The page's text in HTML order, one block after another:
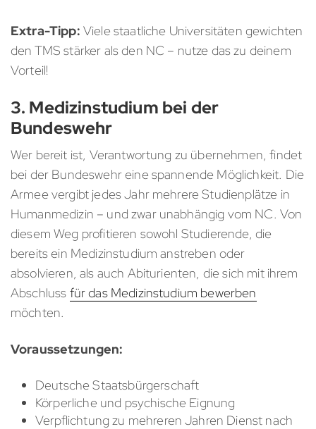
Extra-Tipp: Viele staatliche Universitäten gewichten
den TMS stärker als den NC – nutze das zu deinem
Vorteil!
3. Medizinstudium bei der
Bundeswehr
Wer bereit ist, Verantwortung zu übernehmen, findet
bei der Bundeswehr eine spannende Möglichkeit. Die
Armee vergibt jedes Jahr mehrere Studienplätze in
Humanmedizin – und zwar unabhängig vom NC. Von
diesem Weg profitieren sowohl Studierende, die
bereits ein Medizinstudium anstreben oder
absolvieren, als auch Abiturienten, die sich mit ihrem
Abschluss für das Medizinstudium bewerben
möchten.
Voraussetzungen:
Deutsche Staatsbürgerschaft
Körperliche und psychische Eignung
Verpflichtung zu mehreren Jahren Dienst nach